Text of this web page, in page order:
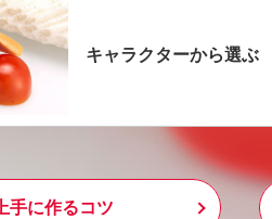
キャラクターから選ぶ
上手に作るコツ